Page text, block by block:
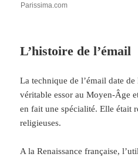
Parissima.com
L’histoire de l’émail
La technique de l’émail date
véritable essor au Moyen-Âge
en fait une spécialité. Elle était
religieuses.
A la Renaissance française,